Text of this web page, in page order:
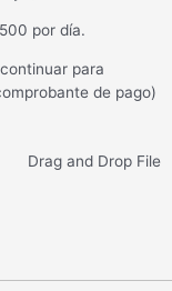
por día.
para
de pago)
Drag and Drop File